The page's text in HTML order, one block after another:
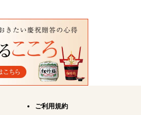
ご利用規約